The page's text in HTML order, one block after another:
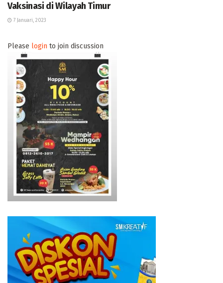
Vaksinasi di Wilayah Timur
7 Januari, 2023
Please login to join discussion